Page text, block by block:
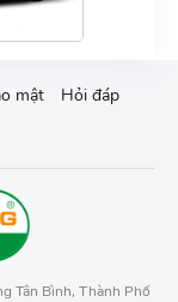
mật
Hỏi đáp
Tân Bình, Thành Phố